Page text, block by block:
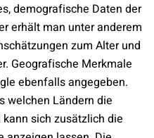
demografische Daten der
erhält man unter anderem
zum Alter und
Geografische Merkmale
ebenfalls angegeben.
welchen Ländern die
sich zusätzlich die